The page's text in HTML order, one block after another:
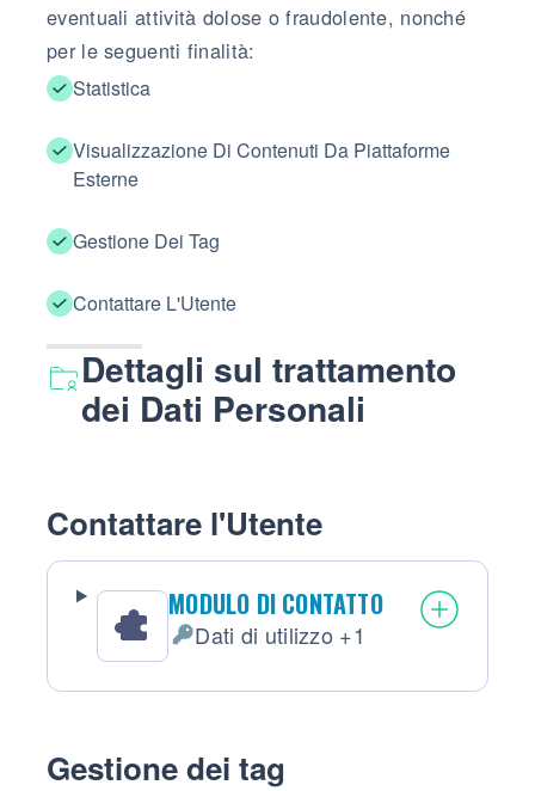
eventuali attività dolose o fraudolente, nonché
per le seguenti finalità:
Statistica
Visualizzazione Di Contenuti Da Piattaforme
Esterne
Gestione Dei Tag
Contattare L'Utente
Dettagli sul trattamento
dei Dati Personali
Contattare l'Utente
MODULO DI CONTATTO
Dati Personali trattati:
Dati di utilizzo +1
Gestione dei tag